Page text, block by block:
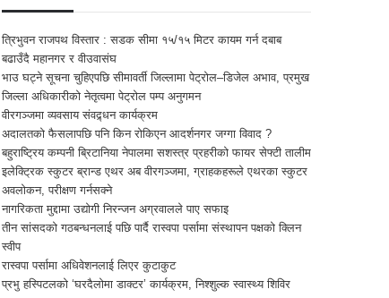
त्रिभुवन राजपथ विस्तार : सडक सीमा १५/१५ मिटर कायम गर्न दबाब
बढाउँदै महानगर र वीउवासंघ
भाउ घट्ने सूचना चुहिएपछि सीमावर्ती जिल्लामा पेट्रोल–डिजेल अभाव, प्रमुख
जिल्ला अधिकारीको नेतृत्वमा पेट्रोल पम्प अनुगमन
वीरगञ्जमा व्यवसाय संवद्र्धन कार्यक्रम
अदालतको फैसलापछि पनि किन रोकिएन आदर्शनगर जग्गा विवाद ?
बहुराष्ट्रिय कम्पनी ब्रिटानिया नेपालमा सशस्त्र प्रहरीको फायर सेफ्टी तालीम
इलेक्ट्रिक स्कुटर ब्रान्ड एथर अब वीरगञ्जमा, ग्राहकहरूले एथरका स्कुटर
अवलोकन, परीक्षण गर्नसक्ने
नागरिकता मुद्दामा उद्योगी निरन्जन अग्रवालले पाए सफाइ
तीन सांसदको गठबन्धनलाई पछि पार्दै रास्वपा पर्सामा संस्थापन पक्षको क्लिन
स्वीप
रास्वपा पर्सामा अधिवेशनलाई लिएर कुटाकुट
प्रभु हस्पिटलको ‘घरदैलोमा डाक्टर’ कार्यक्रम, निश्शुल्क स्वास्थ्य शिविर